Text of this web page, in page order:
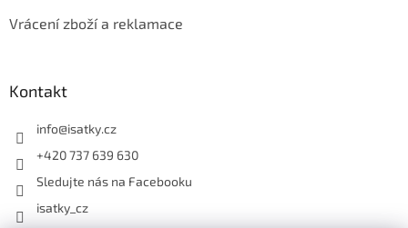
Vrácení zboží a reklamace
Kontakt
info@isatky.cz
+420 737 639 630
Sledujte nás na Facebooku
isatky_cz